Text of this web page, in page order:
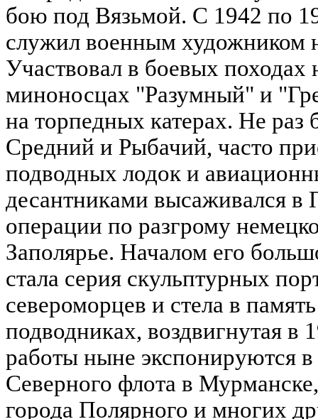
бою под Вязьмой. С 1942 по
служил военным художником
Участвовал в боевых походах
миноносцах "Разумный" и
на торпедных катерах. Не раз
Средний и Рыбачий, часто
подводных лодок и
десантниками высаживался в
операции по разгрому
Заполярье. Началом его
стала серия скульптурных
североморцев и стела в
подводниках, воздвигнутая в
работы ныне экспонируются
Северного флота в
города Полярного и многих